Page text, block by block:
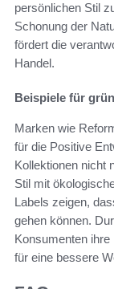
persönlichen Stil
Schonung der
fördert die
Handel.
Beispiele für
Marken wie
für die Positive
Kollektionen nicht
Stil mit
Labels zeigen,
gehen können.
Konsumenten
für eine bessere